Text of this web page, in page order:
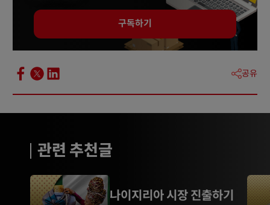
구독하기
공유
관련 추천글
나이지리아 시장 진출하기